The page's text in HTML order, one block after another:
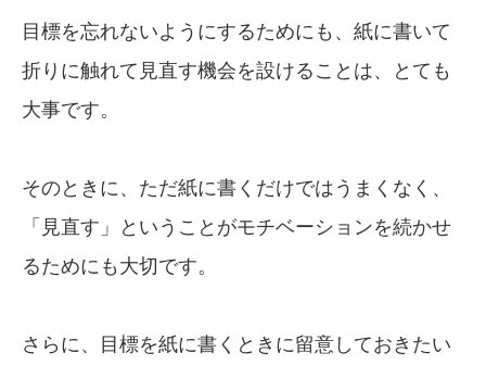
目標を忘れないようにするためにも、紙に書いて
折りに触れて見直す機会を設けることは、とても
大事です。
そのときに、ただ紙に書くだけではうまくなく、
「見直す」ということがモチベーションを続かせ
るためにも大切です。
さらに、目標を紙に書くときに留意しておきたい